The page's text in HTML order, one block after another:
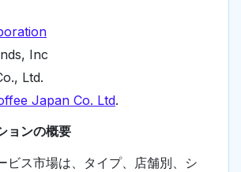
Inc
Ltd.
Japan Co. Ltd.
ョンの概要
ビス市場は、タイプ、店舗別、シ